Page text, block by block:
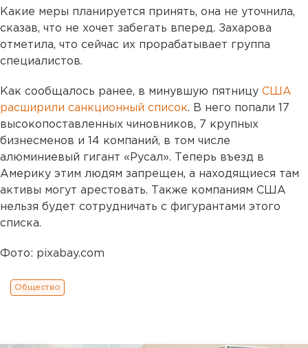
Какие меры планируется принять, она не уточнила,
сказав, что не хочет забегать вперед. Захарова
отметила, что сейчас их прорабатывает группа
специалистов.
Как сообщалось ранее, в минувшую пятницу США
расширили санкционный список. В него попали 17
высокопоставленных чиновников, 7 крупных
бизнесменов и 14 компаний, в том числе
алюминиевый гигант «Русал». Теперь въезд в
Америку этим людям запрещен, а находящиеся там
активы могут арестовать. Также компаниям США
нельзя будет сотрудничать с фигурантами этого
списка.
Фото: pixabay.com
Общество